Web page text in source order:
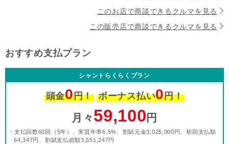
このお店で商談できるクルマを見る
この販売店で商談できるクルマを見る
おすすめ支払プラン
シャントらくらくプラン
頭金0円！ ボーナス払い0円！
月々59,100 円
・支払回数60回（5年）、実質年率6.5%、割賦元金3,025,000円、初回支払額
64,347円、割賦支払総額3,551,247円